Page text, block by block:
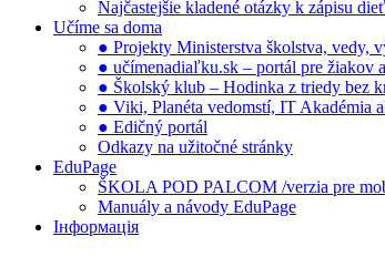
Najčastejšie kladené otázky k zápisu
Učíme sa doma
● Projekty Ministerstva školstva, vedy,
● učímenadiaľku.sk – portál pre žiakov
● Školský klub – Hodinka z triedy bez
● Viki, Planéta vedomstí, IT Akadémia
● Edičný portál
Odkazy na užitočné stránky
EduPage
ŠKOLA POD PALCOM /verzia pre
Manuály a návody EduPage
Інформація